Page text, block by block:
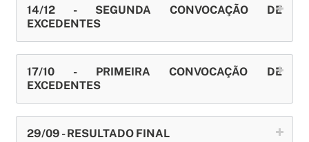
14/12 - SEGUNDA CONVOCAÇÃO DE
EXCEDENTES
17/10 - PRIMEIRA CONVOCAÇÃO DE
EXCEDENTES
29/09 - RESULTADO FINAL